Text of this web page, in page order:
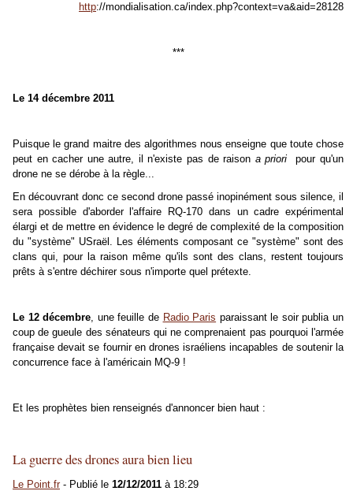
http://mondialisation.ca/index.php?context=va&aid=28128
***
Le 14 décembre 2011
Puisque le grand maitre des algorithmes nous enseigne que toute chose
peut en cacher une autre, il n'existe pas de raison a priori pour qu'un
drone ne se dérobe à la règle...
En découvrant donc ce second drone passé inopinément sous silence, il
sera possible d'aborder l'affaire RQ-170 dans un cadre expérimental
élargi et de mettre en évidence le degré de complexité de la composition
du "système" USraël. Les éléments composant ce "système" sont des
clans qui, pour la raison même qu'ils sont des clans, restent toujours
prêts à s'entre déchirer sous n'importe quel prétexte.
Le 12 décembre, une feuille de Radio Paris paraissant le soir publia un
coup de gueule des sénateurs qui ne comprenaient pas pourquoi l'armée
française devait se fournir en drones israéliens incapables de soutenir la
concurrence face à l'américain MQ-9 !
Et les prophètes bien renseignés d'annoncer bien haut :
La guerre des drones aura bien lieu
Le Point.fr- Publié le 12/12/2011 à 18:29